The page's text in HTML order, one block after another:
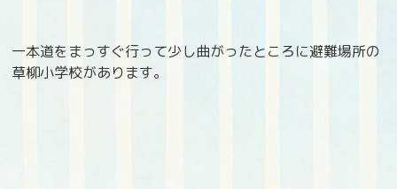
一本道をまっすぐ行って少し曲がったところに避難場所の
草柳小学校があります。